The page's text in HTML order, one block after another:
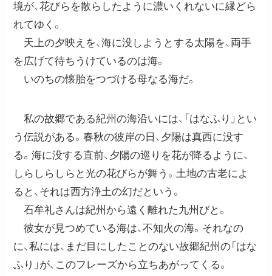
境が、花びらを散らしたように濃いくれないに縁どら
れてゆく。
天上の夕映えを、海に没しようとする太陽を、両手
を広げて待ちうけているのは海。
いのちの懐胎をつづける母なる海だ。
私の故郷である紀州の海沿いには、「はなふり」とい
う伝説がある。春秋の彼岸の日、夕陽は真西に没す
る。海に没する直前、夕陽の巡りを花が降るように、
しらしらしらと光の花びらが舞う。土地の古老によ
ると、それは西方浄土の幻だという。
石牟礼さんは紀州から遠く離れた九州びと。
彼女が見つめている海は、不知火の海。それなの
に、私には、まだ目にしたことのない故郷紀州の「はな
ふり」が、このフレーズから立ちあがってくる。